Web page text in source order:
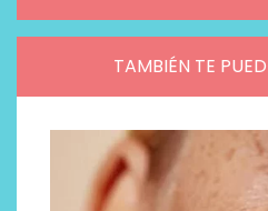
TAMBIÉN TE